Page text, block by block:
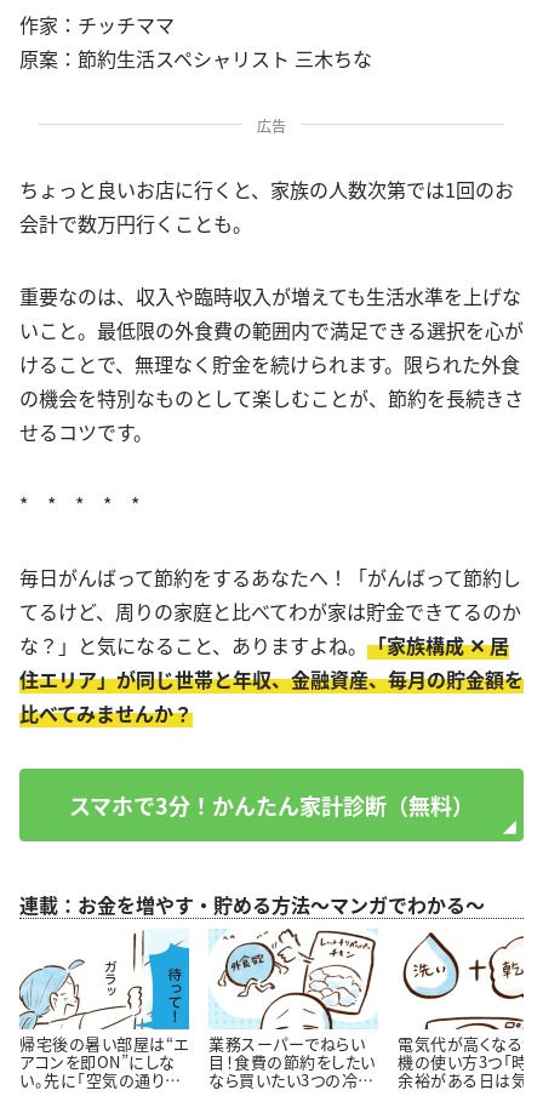
作家：チッチママ
原案：節約生活スペシャリスト 三木ちな
広告
ちょっと良いお店に行くと、家族の人数次第では1回のお
会計で数万円行くことも。
重要なのは、収入や臨時収入が増えても生活水準を上げな
いこと。最低限の外食費の範囲内で満足できる選択を心が
けることで、無理なく貯金を続けられます。限られた外食
の機会を特別なものとして楽しむことが、節約を長続きさ
せるコツです。
* * * * *
毎日がんばって節約をするあなたへ！「がんばって節約し
てるけど、周りの家庭と比べてわが家は貯金できてるのか
な？」と気になること、ありますよね。 「家族構成 ✕ 居
住エリア」が同じ世帯と年収、金融資産、毎月の貯金額を
比べてみませんか？
スマホで3分！かんたん家計診断（無料）
連載：お金を増やす・貯める方法～マンガでわかる～
帰宅後の暑い部屋は“エ
アコンを即ON”にしな
い。先に「空気の通り
業務スーパーでねらい
目！食費の節約をしたい
なら買いたい3つの冷凍
電気代が高くなる
機の使い方3つ「時
余裕がある日は気